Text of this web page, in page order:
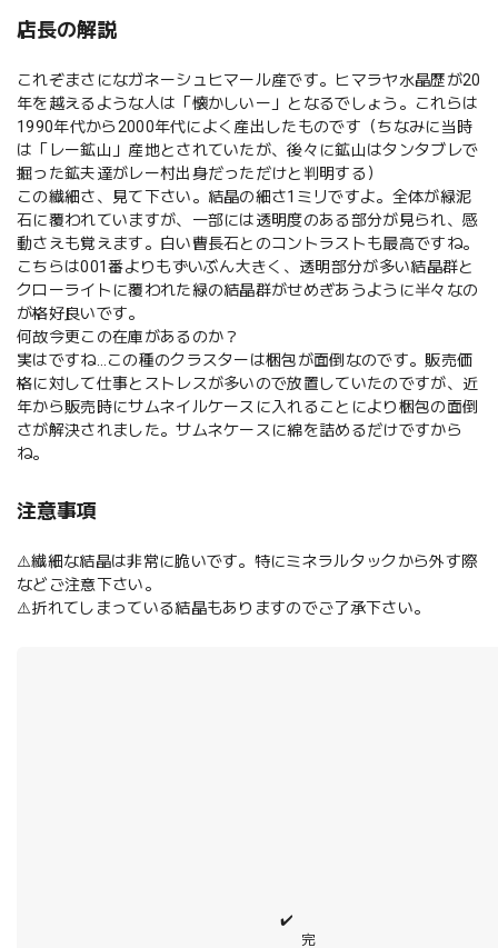
店長の解説
これぞまさになガネーシュヒマール産です。ヒマラヤ水晶歴が20
年を越えるような人は「懐かしいー」となるでしょう。これらは
1990年代から2000年代によく産出したものです（ちなみに当時
は「レー鉱山」産地とされていたが、後々に鉱山はタンタブレで
掘った鉱夫達がレー村出身だっただけと判明する）
この繊細さ、見て下さい。結晶の細さ1ミリですよ。全体が緑泥
石に覆われていますが、一部には透明度のある部分が見られ、感
動さえも覚えます。白い曹長石とのコントラストも最高ですね。
こちらは001番よりもずいぶん大きく、透明部分が多い結晶群と
クローライトに覆われた緑の結晶群がせめぎあうように半々なの
が格好良いです。
何故今更この在庫があるのか？
実はですね…この種のクラスターは梱包が面倒なのです。販売価
格に対して仕事とストレスが多いので放置していたのですが、近
年から販売時にサムネイルケースに入れることにより梱包の面倒
さが解決されました。サムネケースに綿を詰めるだけですから
ね。
注意事項
⚠️繊細な結晶は非常に脆いです。特にミネラルタックから外す際
などご注意下さい。
⚠️折れてしまっている結晶もありますのでご了承下さい。
✔️
完